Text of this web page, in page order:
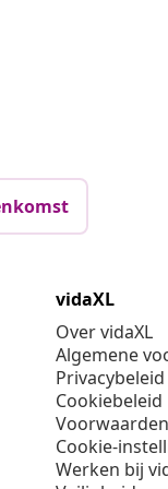
vidaXL
Over vidaXL
Algemene
Privacybeleid
Cookiebeleid
Cookie-
Werken bij